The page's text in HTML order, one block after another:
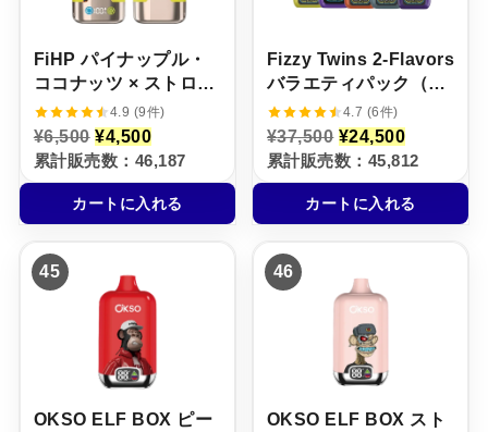
。
。
FiHP パイナップル・
ココナッツ × ストロベ
リー・バナナ【ニコパ
フ】5%
4.9 (9件)
¥6,500 元
の
価
格
は
¥
0
0
た
。
¥4,500現
在
の
価
格
は
5
0
す
。
累計販売数：46,187
カートに入れる
Fizzy Twins 2‑Flavors
バラエティパック（売
れ筋TOP5 / 5本セッ
ト）
4.7 (6件)
¥37,500 元
の
価
格
は
¥
5
で
し
た
¥24,500現
在
の
価
格
は
累計販売数：45,812
カートに入れる
45
OKSO ELF BOX ピー
46
OKSO ELF BOX スト